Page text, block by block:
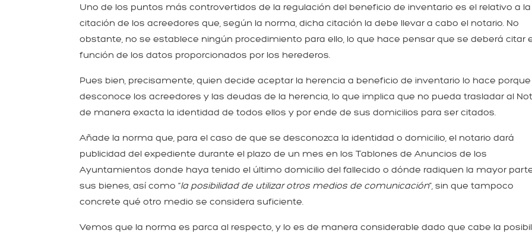
Uno de los puntos más controvertidos de la regulación del beneficio de inventario es el relativo a la
citación de los acreedores que, según la norma, dicha citación la debe llevar a cabo el notario. No
obstante, no se establece ningún procedimiento para ello, lo que hace pensar que se deberá citar
función de los datos proporcionados por los herederos.
Pues bien, precisamente, quien decide aceptar la herencia a beneficio de inventario lo hace porque
desconoce los acreedores y las deudas de la herencia, lo que implica que no pueda trasladar al
de manera exacta la identidad de todos ellos y por ende de sus domicilios para ser citados.
Añade la norma que, para el caso de que se desconozca la identidad o domicilio, el notario dará
publicidad del expediente durante el plazo de un mes en los Tablones de Anuncios de los
Ayuntamientos donde haya tenido el último domicilio del fallecido o dónde radiquen la mayor
sus bienes, así como “la posibilidad de utilizar otros medios de comunicación”, sin que tampoco
concrete qué otro medio se considera suficiente.
Vemos que la norma es parca al respecto, y lo es de manera considerable dado que cabe la